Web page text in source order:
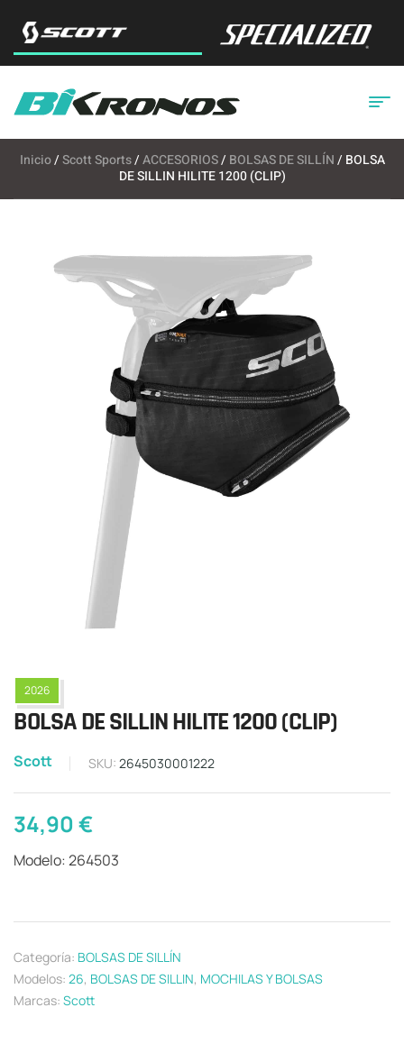
Inicio/Scott Sports/ACCESORIOS/ BOLSAS DE SILLÍN/ BOLSA
DE SILLIN HILITE 1200 (CLIP)
2026
BOLSA DE SILLIN HILITE 1200 (CLIP)
Scott SKU: 2645030001222
34,90€
Modelo: 264503
Categoría: BOLSAS DE SILLÍN
Modelos: 26, BOLSAS DE SILLIN, MOCHILAS Y BOLSAS
Marcas: Scott